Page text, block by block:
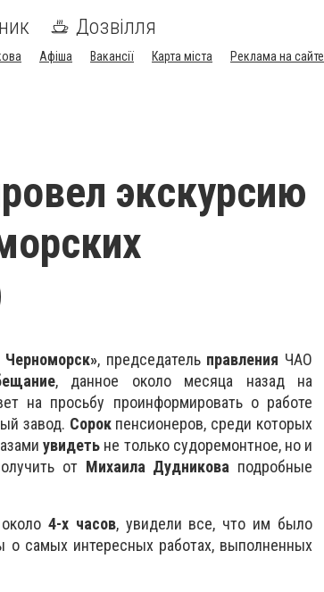
Дозвілля
Афіша Вакансії Карта міста
Реклама на сайте
экскурсию
Черноморск», председатель правления ЧАО
, данное около месяца назад на
на просьбу проинформировать о работе
завод. Сорокпенсионеров, среди которых
увидеть не только судоремонтное, но и
от Михаила Дудникова подробные
4-х часов, увидели все, что им было
о самых интересных работах, выполненных